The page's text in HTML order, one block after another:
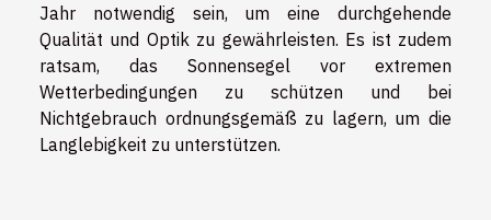
Jahr notwendig sein, um eine durchgehende
Qualität und Optik zu gewährleisten. Es ist zudem
ratsam, das Sonnensegel vor extremen
Wetterbedingungen zu schützen und bei
Nichtgebrauch ordnungsgemäß zu lagern, um die
Langlebigkeit zu unterstützen.